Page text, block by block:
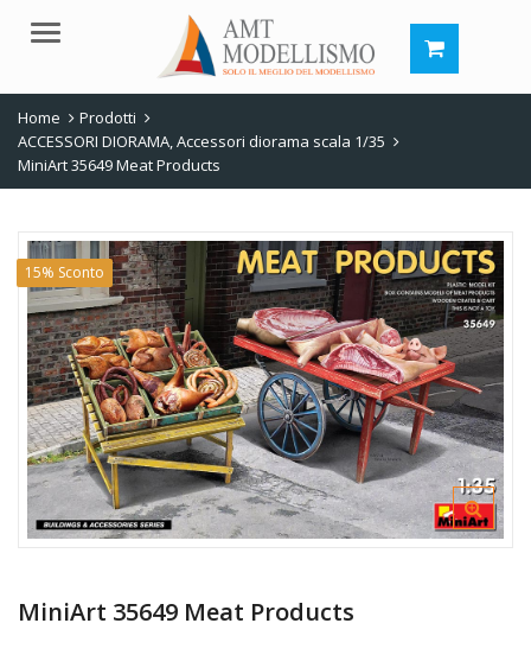
Menu
Home
Prodotti
ACCESSORI DIORAMA,Accessori diorama scala 1/35
MiniArt 35649 Meat Products
15% Sconto
MiniArt 35649 Meat Products